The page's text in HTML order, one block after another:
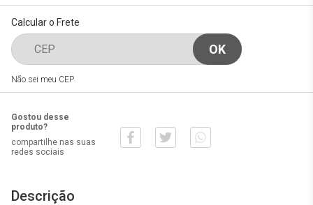
Calcular o Frete
Não sei meu CEP
Gostou desse
produto?
compartilhe nas suas
redes sociais
Descrição